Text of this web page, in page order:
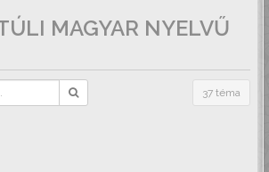
MAGYAR NYELVŰ
37 téma